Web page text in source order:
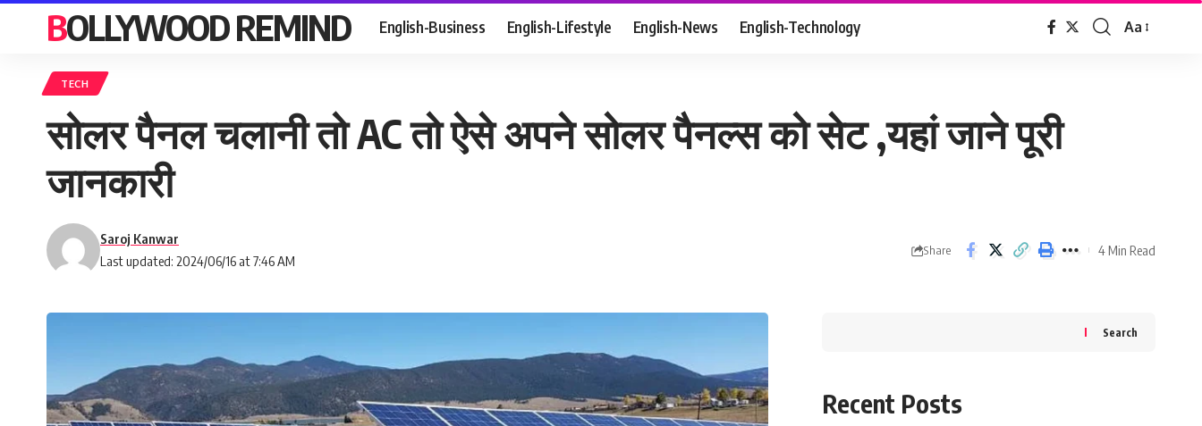
BOLLYWOOD REMIND English-Business English-Lifestyle English-News English-Technology
Font
Aa
TECH
सोलर पैनल चलानी तो AC तो ऐसे अपने सोलर पैनल्स को सेट ,यहां जाने पूरी
जानकारी
Last updated: 2024/06/16 at 7:46 AM
Saroj Kanwar
Share 4 Min Read
Search
Recent Posts